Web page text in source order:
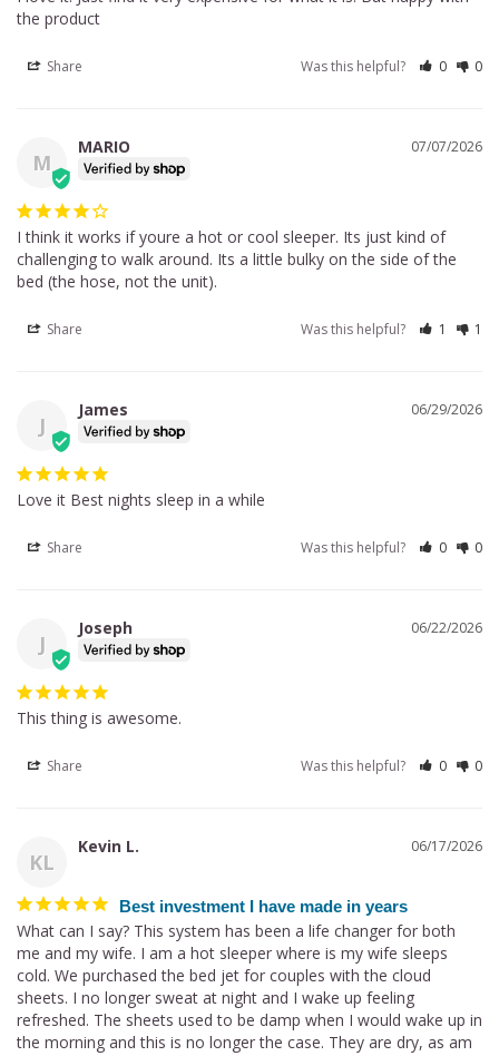
the product
Share Was this helpful? 0 0
M
07/07/2026
MARIO
I think it works if youre a hot or cool sleeper. Its just kind of
challenging to walk around. Its a little bulky on the side of the
bed (the hose, not the unit).
Share Was this helpful? 1 1
J
06/29/2026
James
Love it Best nights sleep in a while
Share Was this helpful? 0 0
J
06/22/2026
Joseph
This thing is awesome.
Share Was this helpful? 0 0
KL
06/17/2026
Kevin L.
Best investment I have made in years
What can I say? This system has been a life changer for both
me and my wife. I am a hot sleeper where is my wife sleeps
cold. We purchased the bed jet for couples with the cloud
sheets. I no longer sweat at night and I wake up feeling
refreshed. The sheets used to be damp when I would wake up in
the morning and this is no longer the case. They are dry, as am